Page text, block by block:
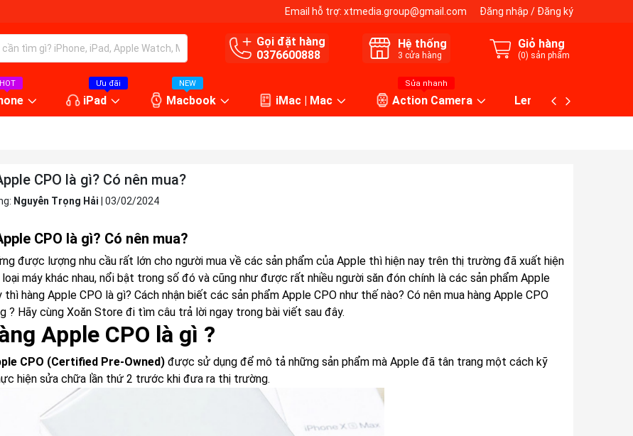
Email hỗ trợ: xtmedia.group@gmail.com Đăng nhập / Đăng ký
Gọi đặt hàng
0376600888
Hệ thống
3 cửa hàng
Giỏ hàng
(0) sản phẩm
HOT Ưu đãi
iPad
NEW
Macbook iMac | Mac
Sửa nhanh
Action Camera Lens máy ảnh
CPO là gì? Có nên mua?
Nguyễn Trọng Hải 03/02/2024
CPO là gì? Có nên mua?
được lượng nhu cầu rất lớn cho người mua về các sản phẩm của Apple thì hiện nay trên thị trường đã xuất hiện
máy khác nhau, nổi bật trong số đó và cũng như được rất nhiều người săn đón chính là các sản phẩm Apple
thì hàng Apple CPO là gì? Cách nhận biết các sản phẩm Apple CPO như thế nào? Có nên mua hàng Apple CPO
? Hãy cùng Xoăn Store đi tìm câu trả lời ngay trong bài viết sau đây.
Apple CPO là gì ?
CPO (Certified Pre-Owned) được sử dụng để mô tả những sản phẩm mà Apple đã tân trang một cách kỹ
hiện sửa chữa lần thứ 2 trước khi đưa ra thị trường.